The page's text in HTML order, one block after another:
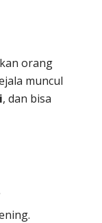
orang
muncul
, dan bisa